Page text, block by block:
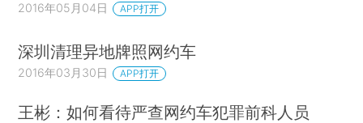
2016年05月04日 APP打开
深圳清理异地牌照网约车
2016年03月30日 APP打开
王彬：如何看待严查网约车犯罪前科人员